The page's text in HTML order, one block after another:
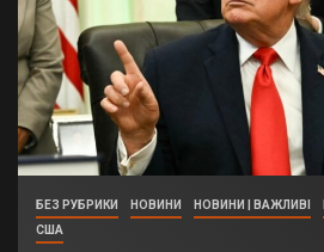
БЕЗ РУБРИКИ НОВИНИ НОВИНИ | ВАЖЛИВІ
США